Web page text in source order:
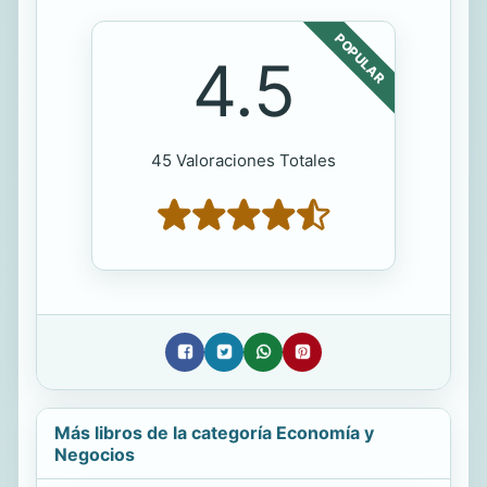
POPULAR
4.5
45 Valoraciones Totales
Más libros de la categoría Economía y
Negocios